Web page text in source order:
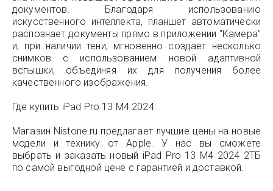
документов. Благодаря использованию
искусственного интеллекта, планшет автоматически
распознает документы прямо в приложении "Камера"
и, при наличии тени, мгновенно создает несколько
снимков с использованием новой адаптивной
вспышки, объединяя их для получения более
качественного изображения.
Где купить iPad Pro 13 M4 2024:
Магазин Nistone.ru предлагает лучшие цены на новые
модели и технику от Apple. У нас вы сможете
выбрать и заказать новый iPad Pro 13 M4 2024 2ТБ
по самой выгодной цене с гарантией и доставкой.